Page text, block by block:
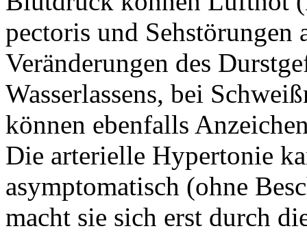
pectoris und
Veränderungen des
Wasserlassens, bei
können ebenfalls
Die arterielle Hypertonie
asymptomatisch (ohne
macht sie sich erst durch